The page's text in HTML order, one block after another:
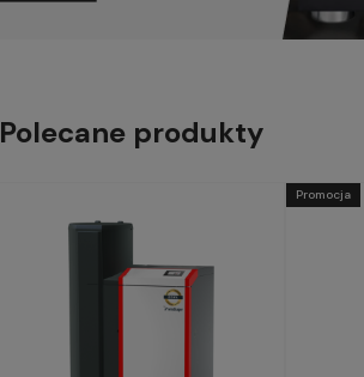
Polecane produkty
Promocja